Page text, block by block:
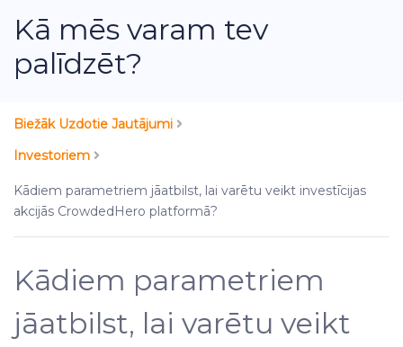
Kā mēs varam tev
palīdzēt?
Biežāk Uzdotie Jautājumi
Investoriem
Kādiem parametriem jāatbilst, lai varētu veikt investīcijas
akcijās CrowdedHero platformā?
Kādiem parametriem
jāatbilst, lai varētu veikt